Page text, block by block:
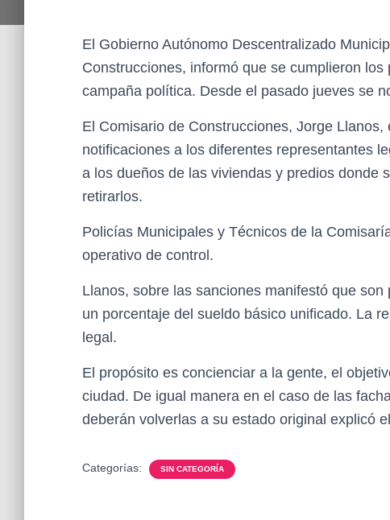
El Gobierno Autónomo Descentralizado
Construcciones, informó que se cumplieron
campaña política. Desde el pasado jueves se
El Comisario de Construcciones, Jorge
notificaciones a los diferentes representantes
a los dueños de las viviendas y predios donde
retirarlos.
Policías Municipales y Técnicos de la
operativo de control.
Llanos, sobre las sanciones manifestó que
un porcentaje del sueldo básico unificado. La
legal.
El propósito es concienciar a la gente, el
ciudad. De igual manera en el caso de las
deberán volverlas a su estado original explicó
Categorías: SIN CATEGORÍA